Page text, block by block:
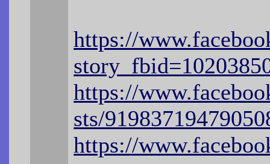
https://
https://
sts/
https://